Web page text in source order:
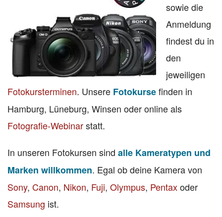
sowie die
Anmeldung
findest du in
den
jeweiligen
Fotokursterminen. Unsere Fotokursefinden in
Hamburg, Lüneburg, Winsen oder online als
Fotografie-Webinarstatt.
In unseren Fotokursen sind alle Kameratypen und
Marken willkommen. Egal ob deine Kamera von
Sony, Canon, Nikon, Fuji, Olympus, Pentaxoder
Samsung ist.